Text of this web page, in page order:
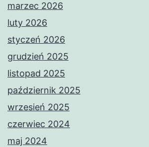
marzec 2026
luty 2026
styczeń 2026
grudzień 2025
listopad 2025
październik 2025
wrzesień 2025
czerwiec 2024
maj 2024